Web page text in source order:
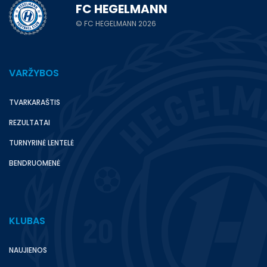
FC HEGELMANN
© FC HEGELMANN 2026
VARŽYBOS
TVARKARAŠTIS
REZULTATAI
TURNYRINĖ LENTELĖ
BENDRUOMENĖ
KLUBAS
NAUJIENOS